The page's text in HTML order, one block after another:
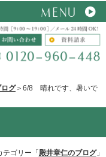
グ＞6/8 晴れです、暑いで
テゴリー「 殿井章仁のブログ」